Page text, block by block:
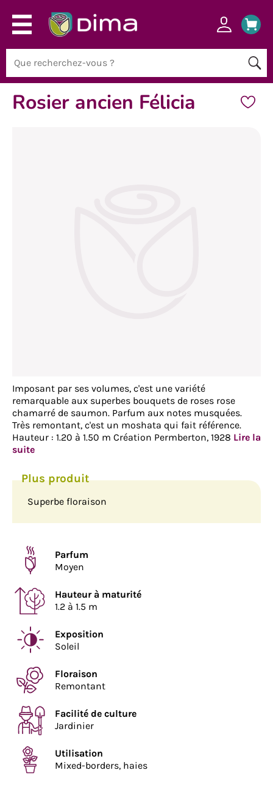
Rosier ancien Félicia
Imposant par ses volumes, c'est une variété
remarquable aux superbes bouquets de roses rose
chamarré de saumon. Parfum aux notes musquées.
Très remontant, c'est un moshata qui fait référence.
Hauteur : 1.20 à 1.50 m Création Permberton, 1928 Lire la
suite
Superbe floraison
Parfum
Moyen
Hauteur à maturité
1.2 à 1.5 m
Exposition
Soleil
Floraison
Remontant
Facilité de culture
Jardinier
Utilisation
Mixed-borders, haies